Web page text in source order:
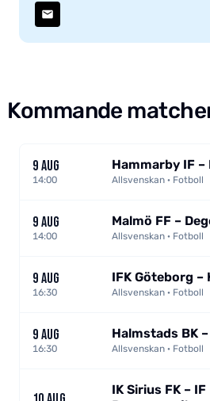
Kommande
9 AUG
14:00
Hammarby IF –
Allsvenskan · Fotboll
9 AUG
14:00
Malmö FF –
Allsvenskan · Fotboll
9 AUG
16:30
IFK Göteborg –
Allsvenskan · Fotboll
9 AUG
16:30
Halmstads BK –
Allsvenskan · Fotboll
IK Sirius FK – IF